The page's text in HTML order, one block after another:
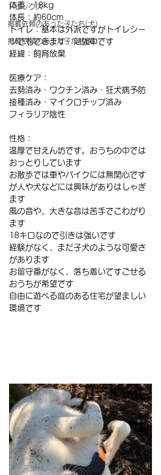
トピックス
掲載依頼のあった子たち(犬)
掲載依頼のあった子たち(猫)
体重：18kg
体長：約60cm
トイレ：基本は外派ですがトイレシー
ツでもできます　勉強中です
経緯：飼育放棄
医療ケア：
去勢済み・ワクチン済み・狂犬病予防
接種済み・マイクロチップ済み
フィラリア陰性
性格：
温厚で甘えん坊です。おうちの中では
おっとりしています
お散歩では車やバイクには無関心です
が人や犬などには興味がありはしゃぎ
ます
風の音や、大きな音は苦手でこわがり
ます
18キロなので引きは強いです
経験がなく、まだ子犬のような可愛さ
があります
お留守番がなく、落ち着いてすごせる
おうちが希望です
自由に遊べる庭のある住宅が望ましい
環境です